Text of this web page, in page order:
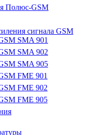
Полюс-GSM
сигнала GSM
SMA 901
SMA 902
SMA 905
FME 901
FME 902
FME 905